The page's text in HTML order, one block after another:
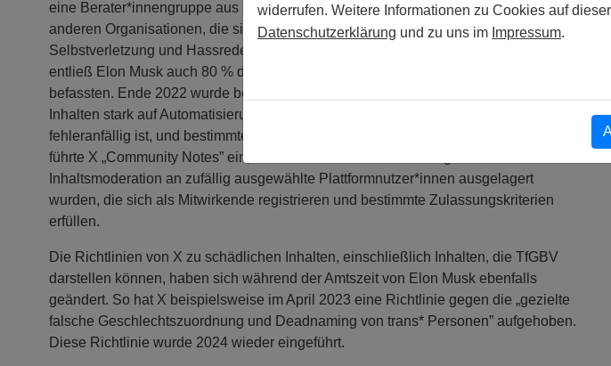
eine Berater*innengruppe aus 100 zivilgesellschaftlichen, Menschenrechts- und
anderen Organisationen, die sich mit Kinderausbeutung, Selbstmord,
Selbstverletzung und Hassreden auf der Plattform befasste. Schätzungen zufolge
entließ Elon Musk auch 80 % der Ingenieure, die sich mit Vertrauen und Sicherheit
befassten. Ende 2022 wurde berichtet, dass er plante, sich bei der Moderation von
Inhalten stark auf Automatisierung zu verlassen, eine Methode, die bekanntermaßen
fehleranfällig ist, und bestimmte manuelle Überprüfungen zu streichen. Im Jahr 2023
führte X „Community Notes” ein, wodurch im Wesentlichen einige Funktionen der
Inhaltsmoderation an zufällig ausgewählte Plattformnutzer*innen ausgelagert
wurden, die sich als Mitwirkende registrieren und bestimmte Zulassungskriterien
erfüllen.
Die Richtlinien von X zu schädlichen Inhalten, einschließlich Inhalten, die TfGBV
darstellen können, haben sich während der Amtszeit von Elon Musk ebenfalls
geändert. So hat X beispielsweise im April 2023 eine Richtlinie gegen die „gezielte
falsche Geschlechtszuordnung und Deadnaming von trans* Personen” aufgehoben.
Diese Richtlinie wurde 2024 wieder eingeführt.
widerrufen. Weitere Informationen zu Cookies auf
Datenschutzerklärung und zu uns im Impressum.